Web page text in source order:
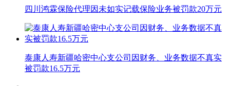
四川鸿霖保险代理因未如实记载保险业务被罚款20万元
泰康人寿新疆哈密中心支公司因财务、业务数据不真实
被罚款16.5万元